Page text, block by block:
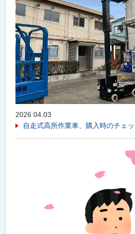
2026 04.03
自走式高所作業車、購入時のチェ